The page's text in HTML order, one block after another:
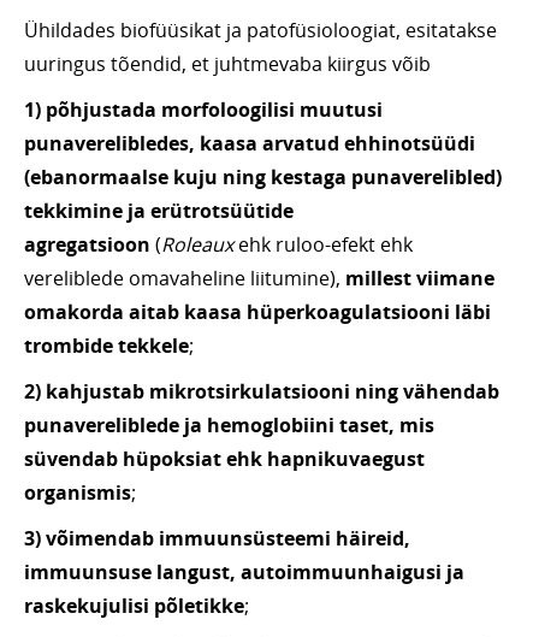
Ühildades biofüüsikat ja patofüsioloogiat, esitatakse
uuringus tõendid, et juhtmevaba kiirgus võib
1) põhjustada morfoloogilisi muutusi
punaverelibledes, kaasa arvatud ehhinotsüüdi
(ebanormaalse kuju ning kestaga punaverelibled)
tekkimine ja erütrotsüütide
agregatsioon (Roleauxehk ruloo-efekt ehk
vereliblede omavaheline liitumine), millest viimane
omakorda aitab kaasa hüperkoagulatsiooni läbi
trombide tekkele;
2) kahjustab mikrotsirkulatsiooni ning vähendab
punavereliblede ja hemoglobiini taset, mis
süvendab hüpoksiat ehk hapnikuvaegust
organismis;
3) võimendab immuunsüsteemi häireid,
immuunsuse langust, autoimmuunhaigusi ja
raskekujulisi põletikke;